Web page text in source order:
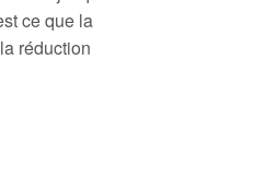
ce que la
réduction